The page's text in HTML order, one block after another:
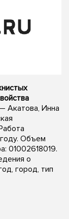
Акатова, Инна
Объем
01002618019.
о
город, тип